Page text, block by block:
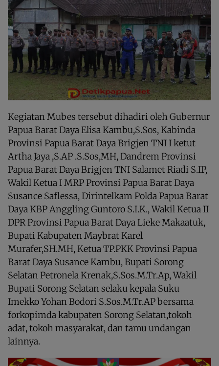
Kegiatan Mubes tersebut dihadiri oleh Gubernur
Papua Barat Daya Elisa Kambu,S.Sos, Kabinda
Provinsi Papua Barat Daya Brigjen TNI I ketut
Artha Jaya ,S.AP .S.Sos,MH, Dandrem Provinsi
Papua Barat Daya Brigjen TNI Salamet Riadi S.IP,
Wakil Ketua I MRP Provinsi Papua Barat Daya
Susance Saflessa, Dirintelkam Polda Papua Barat
Daya KBP Anggling Guntoro S.I.K., Wakil Ketua II
DPR Provinsi Papua Barat Daya Lieke Makaatuk,
Bupati Kabupaten Maybrat Karel
Murafer,SH.MH, Ketua TP.PKK Provinsi Papua
Barat Daya Susance Kambu, Bupati Sorong
Selatan Petronela Krenak,S.Sos.M.Tr.Ap, Wakil
Bupati Sorong Selatan selaku kepala Suku
Imekko Yohan Bodori S.Sos.M.Tr.AP bersama
forkopimda kabupaten Sorong Selatan,tokoh
adat, tokoh masyarakat, dan tamu undangan
lainnya.